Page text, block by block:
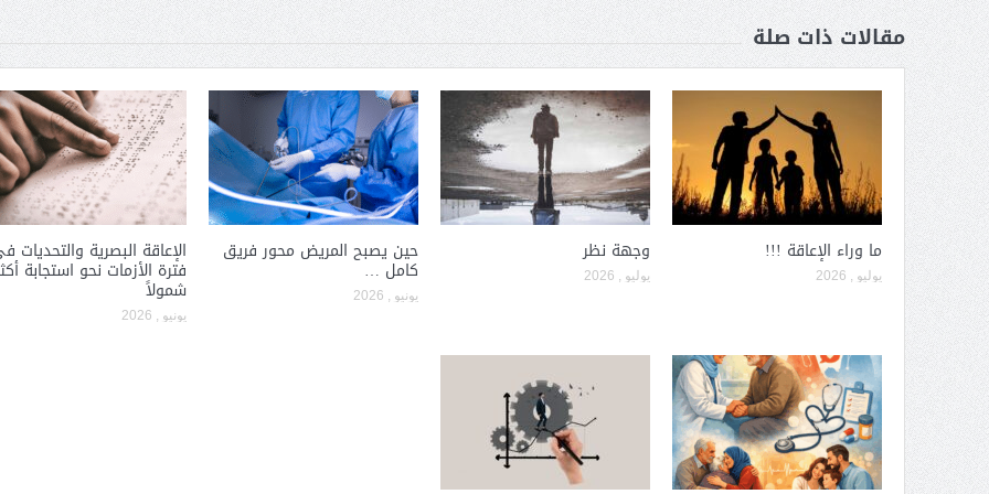
مقالات ذات صلة
ما وراء الإعاقة !!!
يوليو , 2026
وجهة نظر
يوليو , 2026
حين يصبح المريض محور فريق
كامل …
يونيو , 2026
الإعاقة البصرية والتحديات
فترة الأزمات نحو استجابة
شمولاً
يونيو , 2026